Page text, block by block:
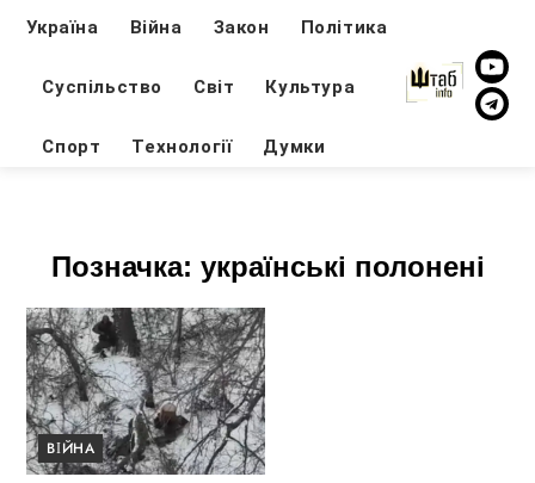
Україна Війна Закон Політика
Суспільство Світ Культура
Спорт Технології Думки
Позначка: українські полонені
ВІЙНА